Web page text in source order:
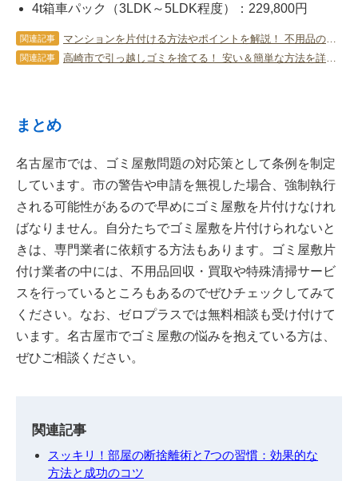
4t箱車パック（3LDK～5LDK程度）：229,800円
関連記事
関連記事
まとめ
名古屋市では、ゴミ屋敷問題の対応策として条例を制定
しています。市の警告や申請を無視した場合、強制執行
される可能性があるので早めにゴミ屋敷を片付けなけれ
ばなりません。自分たちでゴミ屋敷を片付けられないと
きは、専門業者に依頼する方法もあります。ゴミ屋敷片
付け業者の中には、不用品回収・買取や特殊清掃サービ
スを行っているところもあるのでぜひチェックしてみて
ください。なお、ゼロプラスでは無料相談も受け付けて
います。名古屋市でゴミ屋敷の悩みを抱えている方は、
ぜひご相談ください。
関連記事
スッキリ！部屋の断捨離術と7つの習慣：効果的な
方法と成功のコツ